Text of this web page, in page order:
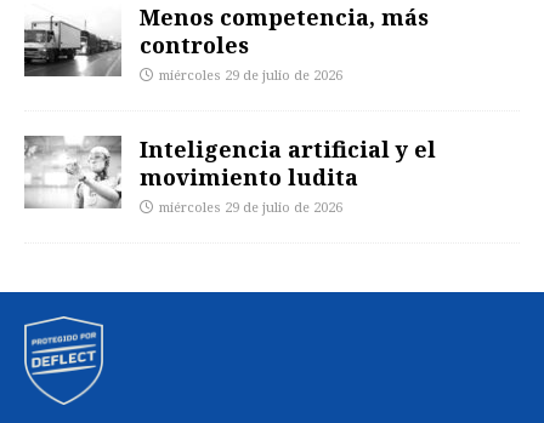
Menos competencia, más
controles
miércoles 29 de julio de 2026
Inteligencia artificial y el
movimiento ludita
miércoles 29 de julio de 2026